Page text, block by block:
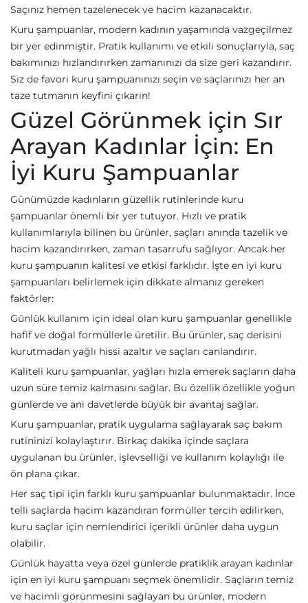
Saçınız hemen tazelenecek ve hacim kazanacaktır.
Kuru şampuanlar, modern kadının yaşamında vazgeçilmez
bir yer edinmiştir. Pratik kullanımı ve etkili sonuçlarıyla, saç
bakımınızı hızlandırırken zamanınızı da size geri kazandırır.
Siz de favori kuru şampuanınızı seçin ve saçlarınızı her an
taze tutmanın keyfini çıkarın!
Güzel Görünmek için Sır
Arayan Kadınlar İçin: En
İyi Kuru Şampuanlar
Günümüzde kadınların güzellik rutinlerinde kuru
şampuanlar önemli bir yer tutuyor. Hızlı ve pratik
kullanımlarıyla bilinen bu ürünler, saçları anında tazelik ve
hacim kazandırırken, zaman tasarrufu sağlıyor. Ancak her
kuru şampuanın kalitesi ve etkisi farklıdır. İşte en iyi kuru
şampuanları belirlemek için dikkate almanız gereken
faktörler:
Günlük kullanım için ideal olan kuru şampuanlar genellikle
hafif ve doğal formüllerle üretilir. Bu ürünler, saç derisini
kurutmadan yağlı hissi azaltır ve saçları canlandırır.
Kaliteli kuru şampuanlar, yağları hızla emerek saçların daha
uzun süre temiz kalmasını sağlar. Bu özellik özellikle yoğun
günlerde ve ani davetlerde büyük bir avantaj sağlar.
Kuru şampuanlar, pratik uygulama sağlayarak saç bakım
rutininizi kolaylaştırır. Birkaç dakika içinde saçlara
uygulanan bu ürünler, işlevselliği ve kullanım kolaylığı ile
ön plana çıkar.
Her saç tipi için farklı kuru şampuanlar bulunmaktadır. İnce
telli saçlarda hacim kazandıran formüller tercih edilirken,
kuru saçlar için nemlendirici içerikli ürünler daha uygun
olabilir.
Günlük hayatta veya özel günlerde pratiklik arayan kadınlar
için en iyi kuru şampuanı seçmek önemlidir. Saçların temiz
ve hacimli görünmesini sağlayan bu ürünler, modern